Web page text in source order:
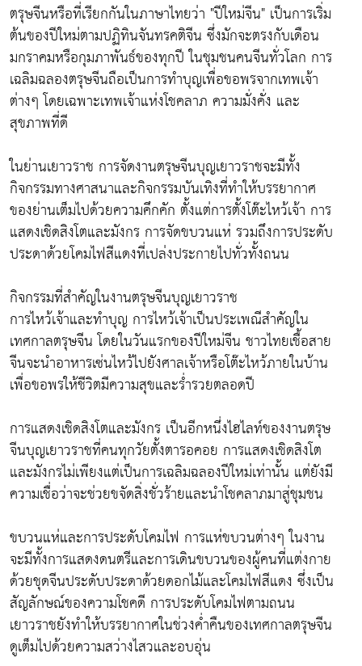
ตรุษจีนหรือที่เรียกกันในภาษาไทยว่า "ปีใหม่จีน" เป็นการเริ่ม
ต้นของปีใหม่ตามปฏิทินจันทรคติจีน ซึ่งมักจะตรงกับเดือน
มกราคมหรือกุมภาพันธ์ของทุกปี ในชุมชนคนจีนทั่วโลก การ
เฉลิมฉลองตรุษจีนถือเป็นการทำบุญเพื่อขอพรจากเทพเจ้า
ต่างๆ โดยเฉพาะเทพเจ้าแห่งโชคลาภ ความมั่งคั่ง และ
สุขภาพที่ดี
ในย่านเยาวราช การจัดงานตรุษจีนบุญเยาวราชจะมีทั้ง
กิจกรรมทางศาสนาและกิจกรรมบันเทิงที่ทำให้บรรยากาศ
ของย่านเต็มไปด้วยความคึกคัก ตั้งแต่การตั้งโต๊ะไหว้เจ้า การ
แสดงเชิดสิงโตและมังกร การจัดขบวนแห่ รวมถึงการประดับ
ประดาด้วยโคมไฟสีแดงที่เปล่งประกายไปทั่วทั้งถนน
กิจกรรมที่สำคัญในงานตรุษจีนบุญเยาวราช
การไหว้เจ้าและทำบุญ การไหว้เจ้าเป็นประเพณีสำคัญใน
เทศกาลตรุษจีน โดยในวันแรกของปีใหม่จีน ชาวไทยเชื้อสาย
จีนจะนำอาหารเซ่นไหว้ไปยังศาลเจ้าหรือโต๊ะไหว้ภายในบ้าน
เพื่อขอพรให้ชีวิตมีความสุขและร่ำรวยตลอดปี
การแสดงเชิดสิงโตและมังกร เป็นอีกหนึ่งไฮไลท์ของงานตรุษ
จีนบุญเยาวราชที่คนทุกวัยตั้งตารอคอย การแสดงเชิดสิงโต
และมังกรไม่เพียงแต่เป็นการเฉลิมฉลองปีใหม่เท่านั้น แต่ยังมี
ความเชื่อว่าจะช่วยขจัดสิ่งชั่วร้ายและนำโชคลาภมาสู่ชุมชน
ขบวนแห่และการประดับโคมไฟ การแห่ขบวนต่างๆ ในงาน
จะมีทั้งการแสดงดนตรีและการเดินขบวนของผู้คนที่แต่งกาย
ด้วยชุดจีนประดับประดาด้วยดอกไม้และโคมไฟสีแดง ซึ่งเป็น
สัญลักษณ์ของความโชคดี การประดับโคมไฟตามถนน
เยาวราชยังทำให้บรรยากาศในช่วงค่ำคืนของเทศกาลตรุษจีน
ดูเต็มไปด้วยความสว่างไสวและอบอุ่น